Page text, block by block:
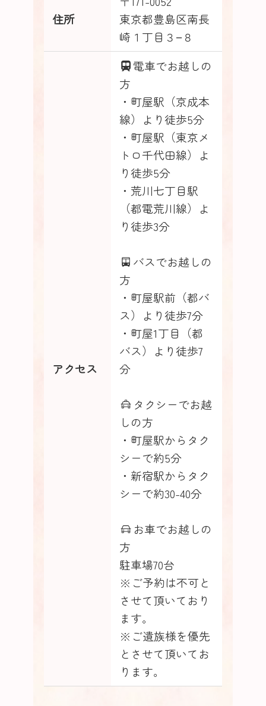
住所
東京都豊島区南長
崎１丁目３−８
アクセス
電車でお越しの
方
・町屋駅（京成本
線）より徒歩5分
・町屋駅（東京メ
トロ千代田線）よ
り徒歩5分
・荒川七丁目駅
（都電荒川線）よ
り徒歩3分
バスでお越しの
方
・町屋駅前（都バ
ス）より徒歩7分
・町屋1丁目（都
バス）より徒歩7
分
タクシーでお越
しの方
・町屋駅からタク
シーで約5分
・新宿駅からタク
シーで約30-40分
お車でお越しの
方
駐車場70台
※ご予約は不可と
させて頂いており
ます。
※ご遺族様を優先
とさせて頂いてお
ります。